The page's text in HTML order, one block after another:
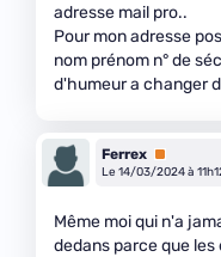
adresse mail pro..
Pour mon adresse
nom prénom n° de
d'humeur a changer
Ferrex Premium
Le 14/03/2024 à
Même moi qui n'a
dedans parce que